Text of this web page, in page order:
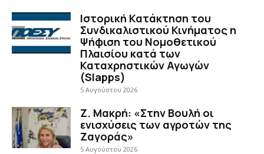
Ιστορική Κατάκτηση του
Συνδικαλιστικού Κινήματος η
Ψήφιση του Νομοθετικού
Πλαισίου κατά των
Καταχρηστικών Αγωγών
(Slapps)
5 Αυγούστου 2026
Ζ. Μακρή: «Στην Βουλή οι
ενισχύσεις των αγροτών της
Ζαγοράς»
5 Αυγούστου 2026